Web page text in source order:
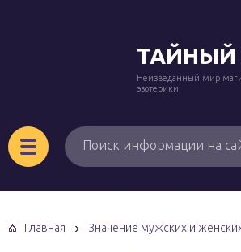
Неизведанный мир
эзотерики
Главная Значение мужских и